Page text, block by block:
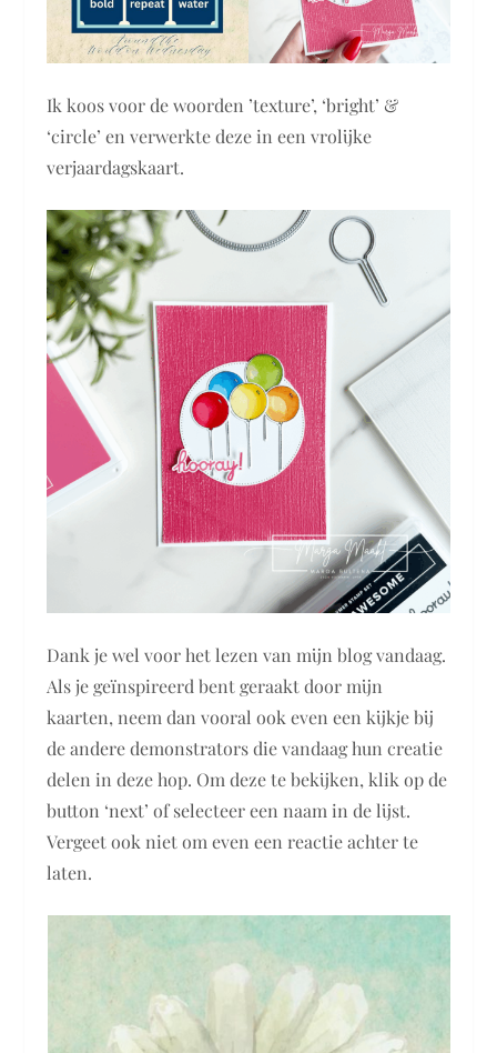
Ik koos voor de woorden ’texture’, ‘bright’ &
‘circle’ en verwerkte deze in een vrolijke
verjaardagskaart.
Dank je wel voor het lezen van mijn blog vandaag.
Als je geïnspireerd bent geraakt door mijn
kaarten, neem dan vooral ook even een kijkje bij
de andere demonstrators die vandaag hun creatie
delen in deze hop. Om deze te bekijken, klik op de
button ‘next’ of selecteer een naam in de lijst.
Vergeet ook niet om even een reactie achter te
laten.